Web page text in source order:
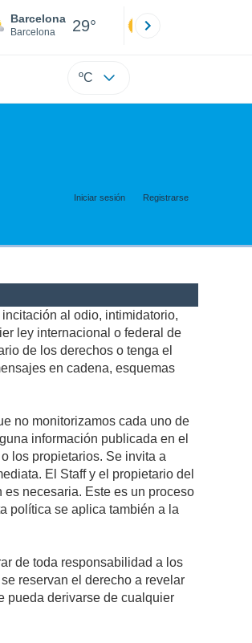
Barcelona
Barcelona 29°
ºC
Iniciar sesión Registrarse
al odio, intimidatorio,
ley internacional o federal de
de los derechos o tenga el
en cadena, esquemas
no monitorizamos cada uno de
información publicada en el
los propietarios. Se invita a
El Staff y el propietario del
necesaria. Este es un proceso
política se aplica también a la
de toda responsabilidad a los
reservan el derecho a revelar
pueda derivarse de cualquier